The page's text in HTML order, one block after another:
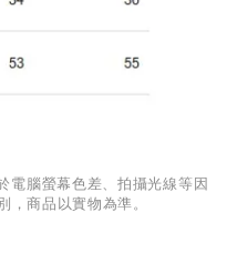
電腦螢幕色差、拍攝光線等因
商品以實物為準。